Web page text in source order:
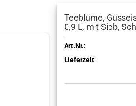
Teeblume,
0,9 L, mit Sieb,
Art.Nr.:
Lieferzeit: